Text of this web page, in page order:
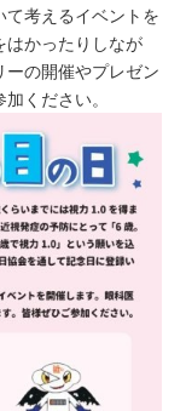
考えるイベントを
はかったりしなが
の開催やプレゼン
ください。